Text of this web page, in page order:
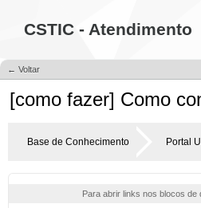
CSTIC - Atendimento
← Voltar
[como fazer] Como
Base de Conhecimento Portal
Para abrir links nos blocos de